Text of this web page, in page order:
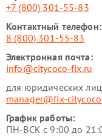
+7 (800) 301-55-83
Контактный телефон:
8 (800) 301-55-83
Электронная почта:
info@citycoco-fix.ru
для юридических лиц
manager@fix-
График работы:
ПН-ВСК с 9:00 до